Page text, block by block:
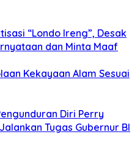
“Londo Ireng”, Desak
dan Minta Maaf
Kekayaan Alam Sesuai
Diri Perry
Tugas Gubernur BI